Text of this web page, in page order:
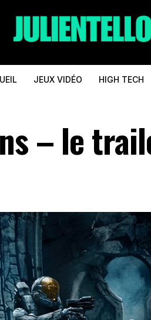
JEUX VIDÉO HIGH TECH
– le